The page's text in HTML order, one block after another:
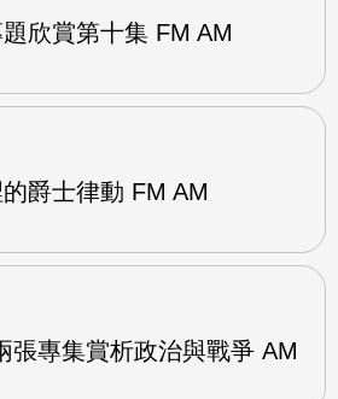
欣賞第十集 FM AM
爵士律動 FM AM
張專集賞析政治與戰爭 AM